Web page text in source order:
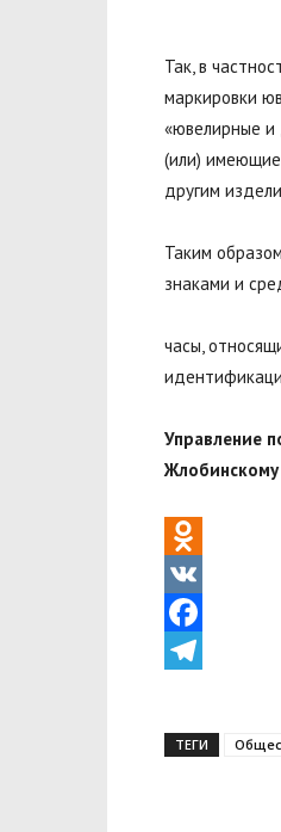
Так, в
маркировки
«ювелирные и
(или) имеющие
другим
Таким
знаками и
часы,
Управление
Odnoklassniki
VK
Facebook
ТЕГИ